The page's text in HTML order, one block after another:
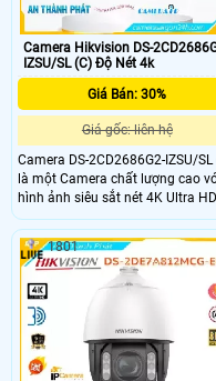
Camera Hikvision DS-
IZSU/SL (C) Độ Nét 4k
Giá Bán: 30%
Giá gốc: liên hệ
Camera DS-2CD2686G2-IZSU/SL
là một Camera chất lượng cao
hình ảnh siêu sắt nét 4K Ultra
độ phân giải 8MP. Camera này được
trang bị công nghệ xử lý hình
thiếu sáng, giúp cho hình ảnh
nét khi ánh sáng yếu. Hơn nữa,
camera còn có tính năng Hồng
Ngoại Smart IR, giúp quan sát
tối đêm mà không gây chói mắt
1801